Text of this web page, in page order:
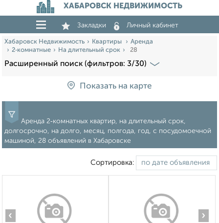
ХАБАРОВСК НЕДВИЖИМОСТЬ
Закладки Личный кабинет
Хабаровск Недвижимость Квартиры
Аренда
2‑комнатные
На длительный срок 28
Расширенный поиск (фильтров: 3/30)
Показать на карте
Аренда 2‑комнатных квартир, на длительный срок,
долгосрочно, на долго, месяц, полгода, год, с посудомоечной
машиной, 28 объявлений в Хабаровске
Сортировка:
‹ ›